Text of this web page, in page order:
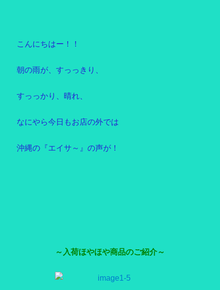
こんにちはー！！
朝の雨が、すっっきり、
すっっかり、晴れ、
なにやら今日もお店の外では
沖縄の『エイサ～』の声が！
～入荷ほやほや商品のご紹介～